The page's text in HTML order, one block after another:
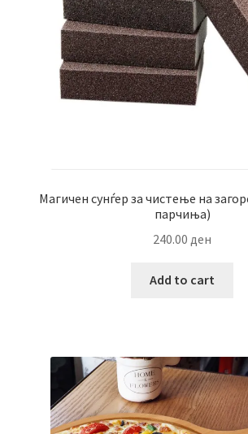
Магичен сунѓер за чистење на
парчиња)
240.00 ден
Add to cart